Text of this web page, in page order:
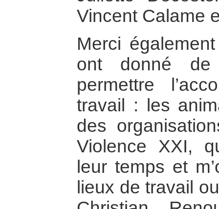
Vincent Calame
Merci
ont donné
permettre
travail : les
des
Violence XXI,
leur temps et
lieux de travail